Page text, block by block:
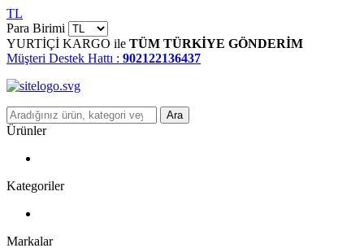
TL
Para Birimi
YURTİÇİ KARGO ile TÜM TÜRKİYE GÖNDERİM
Müşteri Destek Hattı : 902122136437
Ara
Ürünler
Kategoriler
Markalar